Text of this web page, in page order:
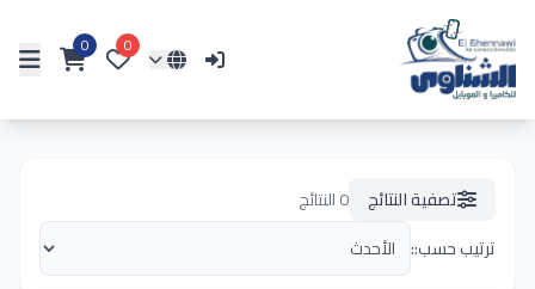
0
0
تصفية النتائج 0النتائج
ترتيب حسب::